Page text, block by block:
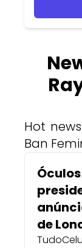
Hot
Ban
de